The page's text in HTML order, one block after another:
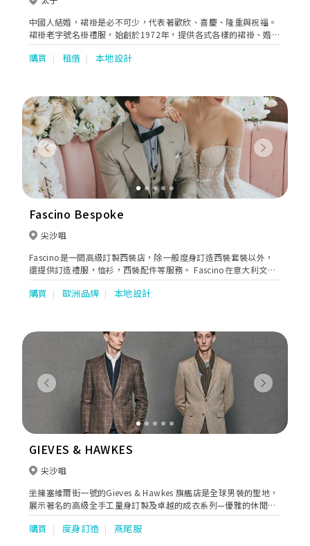
中國人結婚，裙褂是必不可少，代表著歡欣、喜慶、隆重與祝福。
裙褂老字號名褂禮服，始創於1972年，提供各式各樣的裙褂、婚
紗、新郎禮服、進場晚裝、媽咪衫等，配合慇勤服務，照顧客人的
一切需要，一直深受客人愛戴。本公司亦提供婚禮攝影、新娘化
購買 租借 本地設計
Previous Next
Fascino Bespoke
尖沙咀
Fascino是一間高級訂製西裝店，除一般度身訂造西裝套裝以外，
還提供訂造禮服，恤衫，西裝配件等服務。 Fascino在意大利文中
解說charming 的意思，我們搜羅愈萬款來自英國和意大利高尚布
料，揉合40年老師傅一流手工藝，精心為每位顧客打造完美的西
觸覺，為客人提供最優質的服務，務求彰顯一眾紳士的獨特魅力和
購買 歐洲品牌 本地設計
Previous Next
GIEVES & HAWKES
尖沙咀
坐擁塞維爾街一號的Gieves & Hawkes 旗艦店是全球男裝的聖地，
展示著名的高級全手工量身訂製及卓越的成衣系列—優雅的休閒服
飾和完美的商務西裝。作為英國皇室軍服的製作商，Gieves &
Hawkes 擁有249年的商業歷史，自十八世紀以來，一直為包括英
購買 度身訂造 燕尾服